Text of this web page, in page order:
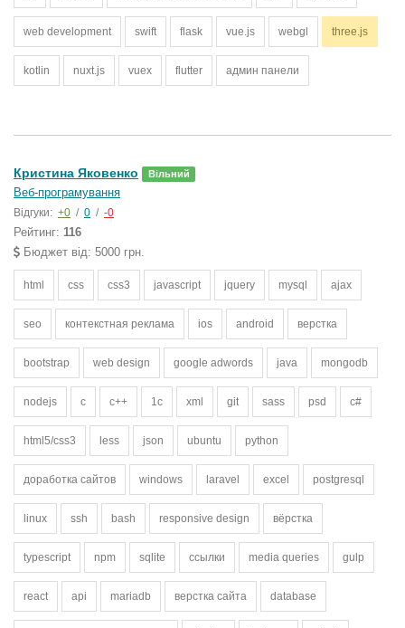
web development swift flask vue.js webgl three.js
kotlin nuxt.js vuex flutter админ панели
Кристина Яковенко Вільний
Веб-програмування
Відгуки: +0 / 0 / -0
Рейтинг: 116
Бюджет від: 5000 грн.
html css css3 javascript jquery mysql ajax
seo контекстная реклама ios android верстка
bootstrap web design google adwords java mongodb
nodejs c c++ 1c xml git sass psd c#
html5/css3 less json ubuntu python
доработка сайтов windows laravel excel postgresql
linux ssh bash responsive design вёрстка
typescript npm sqlite ссылки media queries gulp
react api mariadb верстка сайта database